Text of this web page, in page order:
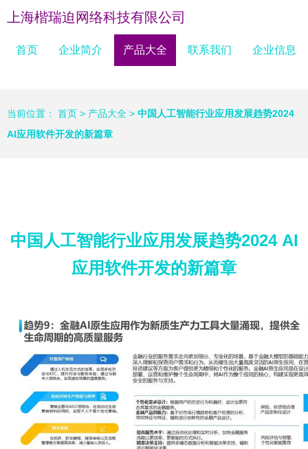
上海楷瑞迫网络科技有限公司
首页 企业简介 产品大全 联系我们 企业信息
当前位置： 首页 > 产品大全 > 中国人工智能行业应用发展趋势2024
AI应用软件开发的新篇章
中国人工智能行业应用发展趋势2024 AI
应用软件开发的新篇章